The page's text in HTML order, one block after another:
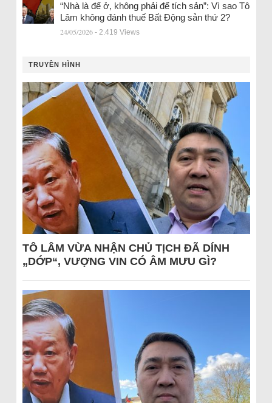
“Nhà là để ở, không phải để tích sản”: Vì sao Tô
Lâm không đánh thuế Bất Động sản thứ 2?
24/05/2026 - 2.419 Views
TRUYỀN HÌNH
TÔ LÂM VỪA NHẬN CHỦ TỊCH ĐÃ DÍNH
„DỚP“, VƯỢNG VIN CÓ ÂM MƯU GÌ?